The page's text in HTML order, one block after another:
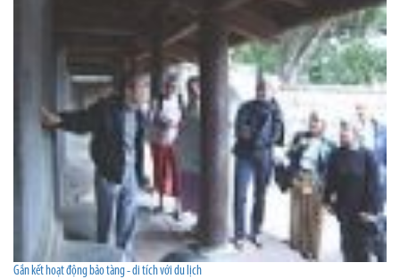
Gắn kết hoạt động bảo tàng - di tích với du lịch